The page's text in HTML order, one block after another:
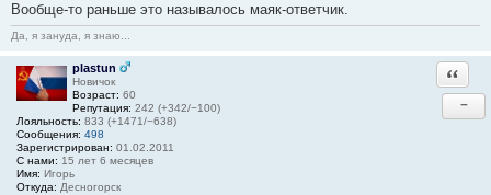
Вообще-то раньше это называлось маяк-ответчик.
Да, я зануда, я знаю...
plastun
Новичок
Возраст: 60
Репутация: 242 (+342/−100)
Лояльность: 833 (+1471/−638)
Сообщения: 498
Зарегистрирован: 01.02.2011
С нами: 15 лет 6 месяцев
Имя: Игорь
Откуда: Десногорск
−